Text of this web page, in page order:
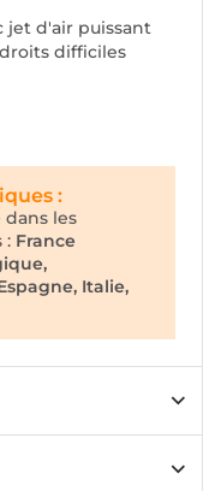
jet d'air puissant
difficiles
:
les
: France
Italie,